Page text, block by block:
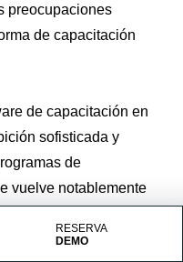
RESERVA
DEMO
preocupaciones
de capacitación
de capacitación en
sofisticada y
de
vuelve notablemente
de marca, lo